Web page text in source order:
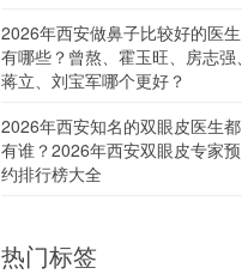
2026年西安做鼻子比较好的医生
有哪些？曾熬、霍玉旺、房志强、
蒋立、刘宝军哪个更好？
2026年西安知名的双眼皮医生都
有谁？2026年西安双眼皮专家预
约排行榜大全
热门标签